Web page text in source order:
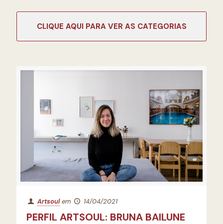
Artsoul em 14/04/2021
PERFIL ARTSOUL: BRUNA BAILUNE
CATEGORIAS